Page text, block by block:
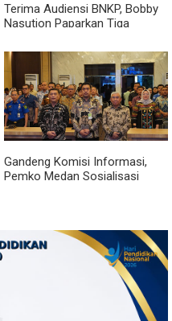
Terima Audiensi BNKP, Bobby
Nasution Paparkan Tiga
Kepulauan Nias
Gandeng Komisi Informasi,
Pemko Medan Sosialisasi